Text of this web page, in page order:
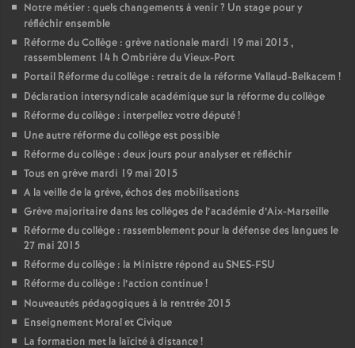
Notre métier : quels changements à venir? Un stage pour y
réfléchir ensemble
Réforme du Collège : grève nationale mardi 19 mai 2015 ,
rassemblement 14 h Ombrière du Vieux-Port
Portail Réforme du collège : retrait de la réforme Vallaud-Belkacem !
Déclaration intersyndicale académique sur la réforme du collège
Réforme du collège : interpellez votre député!
Une autre réforme du collège est possible
Réforme du collège : deux jours pour analyser et réfléchir
Tous en grève mardi 19 mai 2015
A la veille de la grève, échos des mobilisations
Grève majoritaire dans les collèges de l’académie d’Aix-Marseille
Réforme du collège : rassemblement pour la défense des langues le
27 mai 2015
Réforme du collège : la Ministre répond au SNES-FSU
Réforme du collège : l’action continue!
Nouveautés pédagogiques à la rentrée 2015
Enseignement Moral et Civique
La formation met la laïcité à distance!